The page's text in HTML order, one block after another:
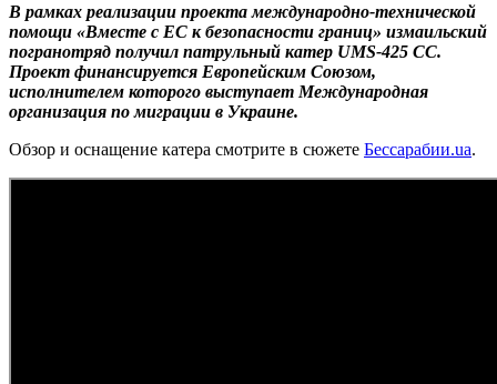
В рамках реализации проекта международно-технической
помощи «Вместе с ЕС к безопасности границ» измаильский
погранотряд получил патрульный катер UMS-425 CC.
Проект финансируется Европейским Союзом,
исполнителем которого выступает Международная
организация по миграции в Украине.
Обзор и оснащение катера смотрите в сюжете Бессарабии.ua.